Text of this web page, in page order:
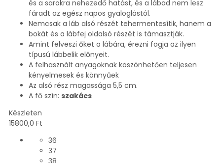
és a sarokra nehezedő hatást, és a lábad nem lesz
fáradt az egész napos gyaloglástól.
Nemcsak a láb alsó részét tehermentesítik, hanem a
bokát és a lábfej oldalsó részét is támasztják.
Amint felveszi őket a lábára, érezni fogja az ilyen
típusú lábbelik előnyeit.
A felhasznált anyagoknak köszönhetően teljesen
kényelmesek és könnyűek
Az alsó rész magassága 5,5 cm.
A fő szín: szakács
Készleten
15800,0 Ft
36
37
38